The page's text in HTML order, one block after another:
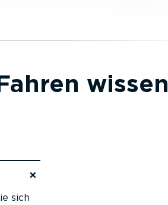
wissen
sich